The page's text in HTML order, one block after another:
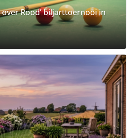
over Rood’ biljarttoernooi in